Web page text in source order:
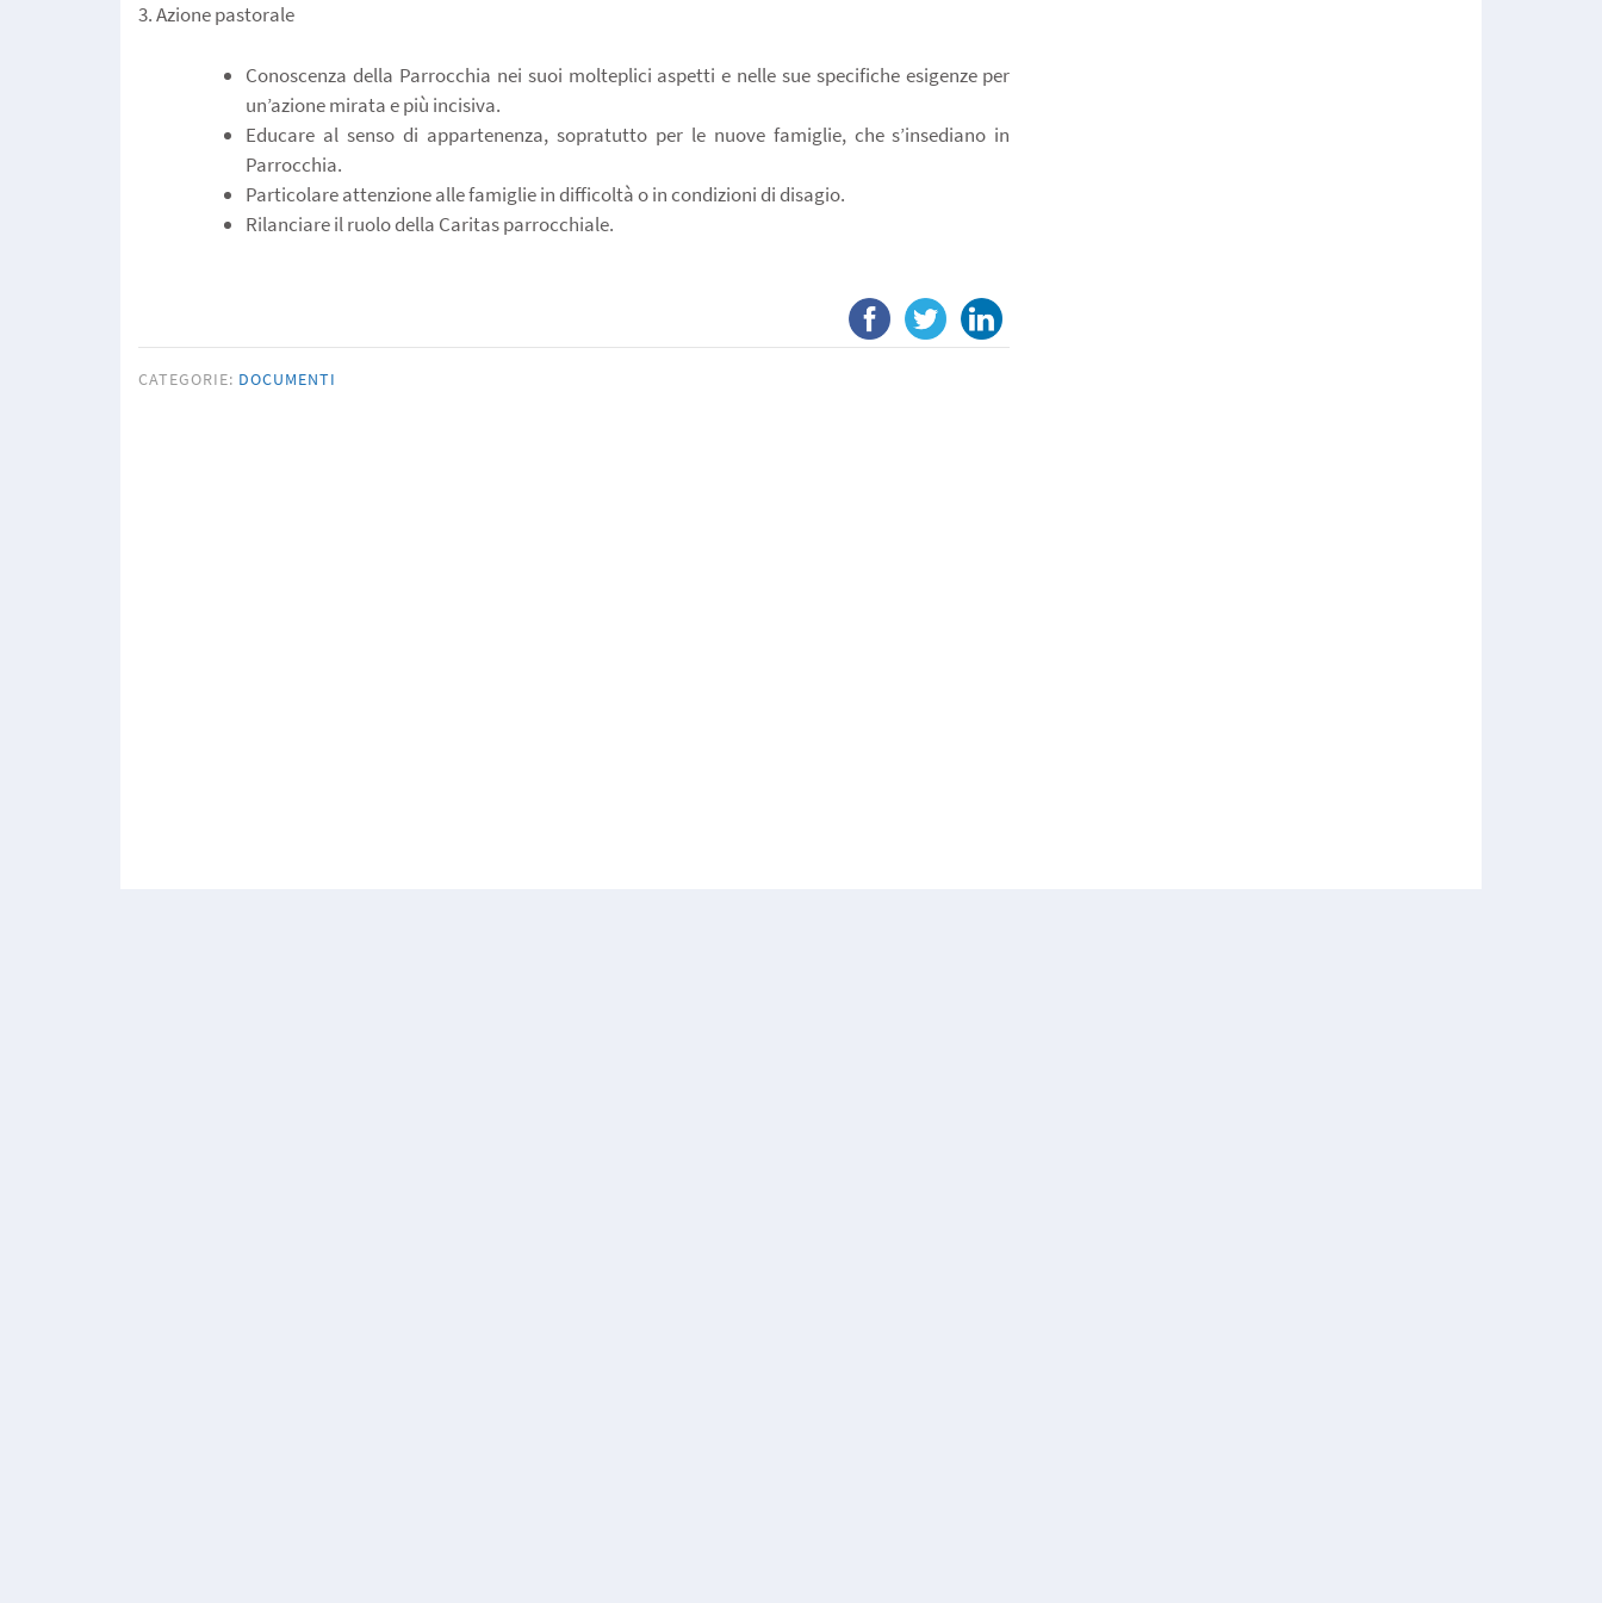
3. Azione pastorale
Conoscenza della Parrocchia nei suoi molteplici aspetti e nelle sue specifiche esigenze per
un’azione mirata e più incisiva.
Educare al senso di appartenenza, sopratutto per le nuove famiglie, che s’insediano in
Parrocchia.
Particolare attenzione alle famiglie in difficoltà o in condizioni di disagio.
Rilanciare il ruolo della Caritas parrocchiale.
CATEGORIE: DOCUMENTI